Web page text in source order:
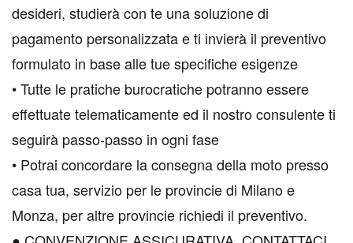
desideri, studierà con te una soluzione di
pagamento personalizzata e ti invierà il preventivo
formulato in base alle tue specifiche esigenze
• Tutte le pratiche burocratiche potranno essere
effettuate telematicamente ed il nostro consulente ti
seguirà passo-passo in ogni fase
• Potrai concordare la consegna della moto presso
casa tua, servizio per le provincie di Milano e
Monza, per altre provincie richiedi il preventivo.